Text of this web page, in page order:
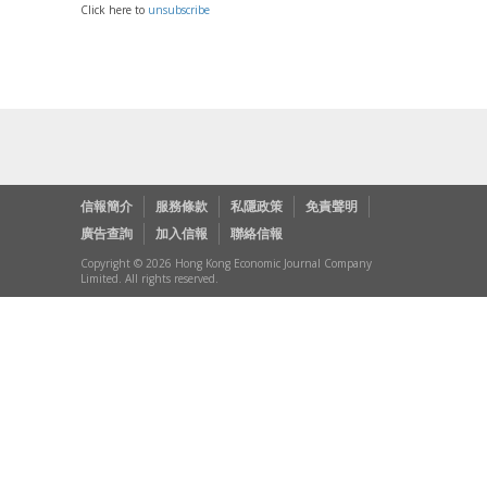
Click here to unsubscribe
信報簡介 服務條款 私隱政策
免責聲明
廣告查詢
加入信報 聯絡信報
Copyright © 2026 Hong Kong Economic Journal Company
Limited. All rights reserved.